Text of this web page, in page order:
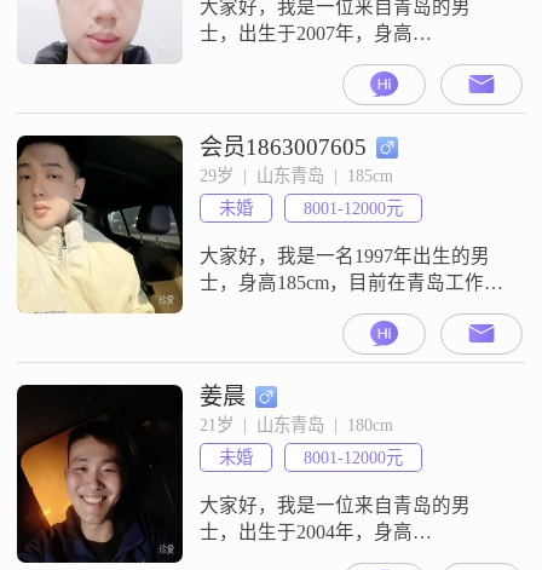
大家好，我是一位来自青岛的男
士，出生于2007年，身高
172cm##3002##目前我的月收入在
3000元以下，学历是中专##3002##
我性格比较细腻敏感，我很注重感
情中的双向奔赴，在相处中也会很
注意保持边界感##3002##我是个音
乐发烧友，闲暇时光基本都沉浸在
音乐的世界里，我觉得音乐能带给
我很多不同的感受##30
会员1863007605
29岁  |  山东青岛  |  185cm
未婚
8001-12000元
大家好，我是一名1997年出生的男
士，身高185cm，目前在青岛工作，
月收入在8001到12000元之间
##3002##我拥有大学本科学历，性
格上我是一个责任感很强的人，对
待生活和工作都力求做到最好
##3002##我非常注重自我提升，无
论是在职业技能上还是个人修养
上，我都希望能不断进步，成为一
个更好的人##3002##
姜晨
21岁  |  山东青岛  |  180cm
未婚
8001-12000元
大家好，我是一位来自青岛的男
士，出生于2004年，身高
180cm##3002##目前我的月收入在